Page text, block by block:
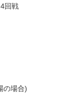
回戦
の場合)